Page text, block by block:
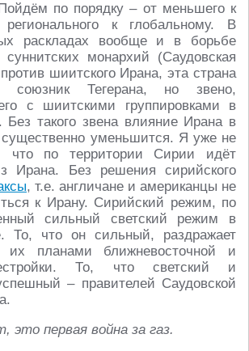
по порядку – от меньшего к
к глобальному. В
раскладах вообще и в борьбе
монархий (Саудовская
шиитского Ирана, эта страна
Тегерана, но звено,
с шиитскими группировками в
Без такого звена влияние Ирана в
уменьшится. Я уже не
что по территории Сирии идёт
Ирана. Без решения сирийского
, т.е. англичане и американцы не
к Ирану. Сирийский режим, по
сильный светский режим в
То, что он сильный, раздражает
их планами ближневосточной и
То, что светский и
– правителей Саудовской
это первая война за газ.